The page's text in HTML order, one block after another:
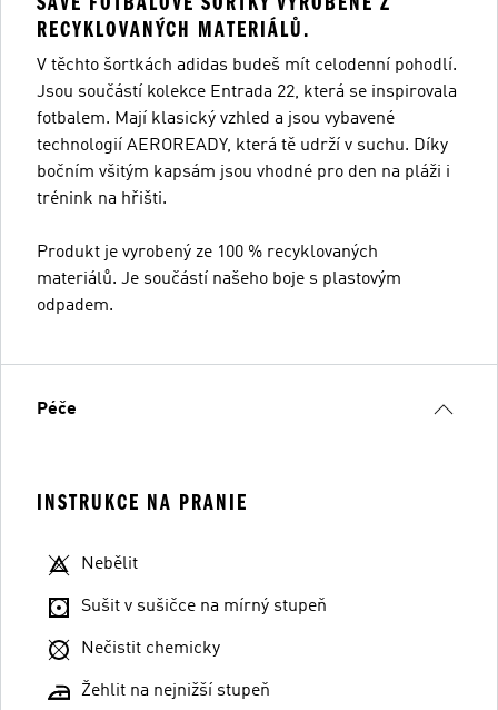
RECYKLOVANÝCH MATERIÁLŮ.
V těchto šortkách adidas budeš mít celodenní pohodlí.
Jsou součástí kolekce Entrada 22, která se inspirovala
fotbalem. Mají klasický vzhled a jsou vybavené
technologií AEROREADY, která tě udrží v suchu. Díky
bočním všitým kapsám jsou vhodné pro den na pláži i
trénink na hřišti.
Produkt je vyrobený ze 100 % recyklovaných
materiálů. Je součástí našeho boje s plastovým
odpadem.
Péče
INSTRUKCE NA PRANIE
Nebělit
Sušit v sušičce na mírný stupeň
Nečistit chemicky
Žehlit na nejnižší stupeň